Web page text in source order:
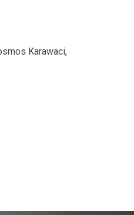
Karawaci,